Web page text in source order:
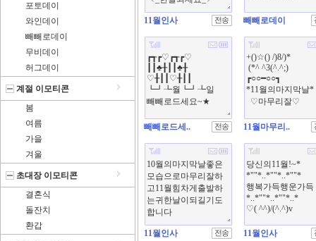
포토데이
와인데이
빼빼로데이
무비데이
허그데이
계절 이모티콘
봄
여름
가을
겨울
초대장 이모티콘
결혼식
돌잔치
환갑
11월인사 빼빼로데이
빼빼로드세.. 11월마무리..
11월인사 11월인사